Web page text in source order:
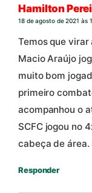
Hamilton
18 de agosto de 2021 às
Temos que virar
Macio Araújo
muito bom
primeiro
acompanhou o
SCFC jogou no
cabeça de área.
Responder